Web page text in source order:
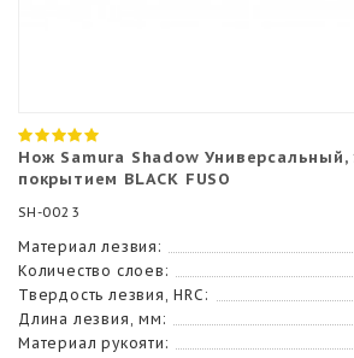
Нож Samura Shadow
покрытием BLACK FUSO
SH-0023
Материал лезвия:
Количество слоев:
Твердость лезвия, HRC:
Длина лезвия, мм:
Материал рукояти: